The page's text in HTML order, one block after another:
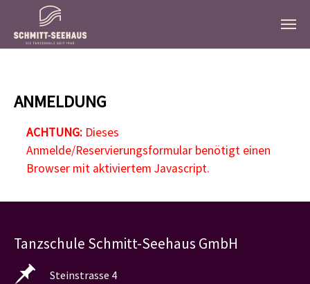
ANMELDUNG
ACHTUNG:Dieses
Anmelde/Reservierungsformular benötigt einen
Browser mit aktiviertem Javascript.
Tanzschule Schmitt-Seehaus GmbH
Steinstrasse 4